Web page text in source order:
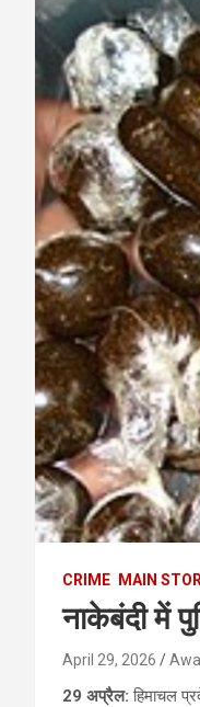
CRIME MAIN
नाकेबंदी में
April 29, 2026
29 अप्रैल:हिमाचल